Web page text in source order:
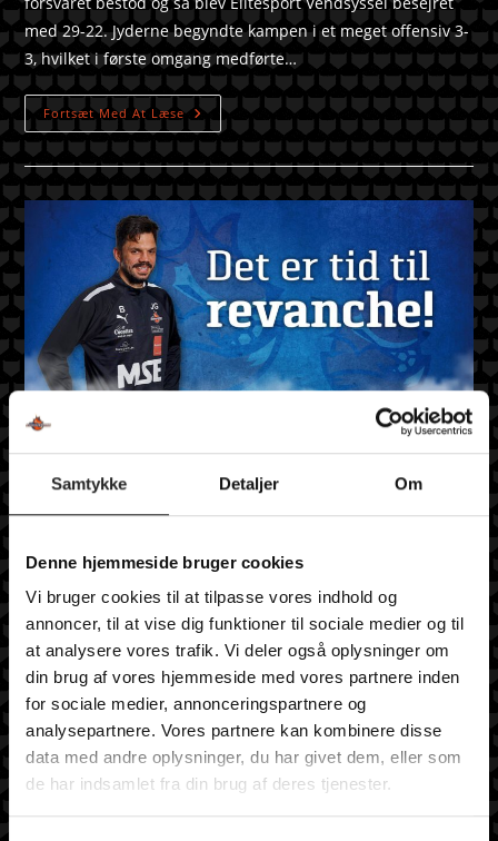
Samtykke Detaljer Om
Denne hjemmeside bruger cookies
Vi bruger cookies til at tilpasse vores indhold og
annoncer, til at vise dig funktioner til sociale medier og til
at analysere vores trafik. Vi deler også oplysninger om
din brug af vores hjemmeside med vores partnere inden
for sociale medier, annonceringspartnere og
analysepartnere. Vores partnere kan kombinere disse
data med andre oplysninger, du har givet dem, eller som
de har indsamlet fra din brug af deres tjenester.
med 29-22. Jyderne begyndte kampen i et meget offensiv 3-
3, hvilket i første omgang medførte…
Fortsæt Med At Læse
Optakt – TSØ vs. Elitesport
Vendsyssel
Mersi Senicak 30. september 2021
Det er atter blevet tid til hjemmekamp i Maribo Hallen.
Denne gang er det Elitesport Vendsyssel, der står for skud!
Her kan du læse cheftræner Jakob Greens optakt til
søndagens…
Fortsæt Med At Læse